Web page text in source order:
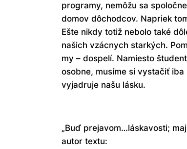
programy, nemôžu sa
domov dôchodcov. Napriek
Ešte nikdy totiž nebolo také
našich vzácnych starkých.
my – dospelí. Namiesto
osobne, musíme si vystačiť
vyjadruje našu lásku.
„Buď prejavom…láskavosti;
autor textu: